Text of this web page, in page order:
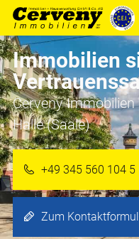
Immobilien
Cerveny
Halle (Saale)
+49 345 560 104 5
Zum